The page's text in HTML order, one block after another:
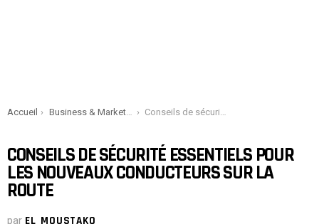
You are here:
Accueil Business & Marketing Conseils de sécurité essentiels pour les nouveaux conducteurs sur la route
CONSEILS DE SÉCURITÉ ESSENTIELS POUR
LES NOUVEAUX CONDUCTEURS SUR LA
ROUTE
par EL_MOUSTAKO